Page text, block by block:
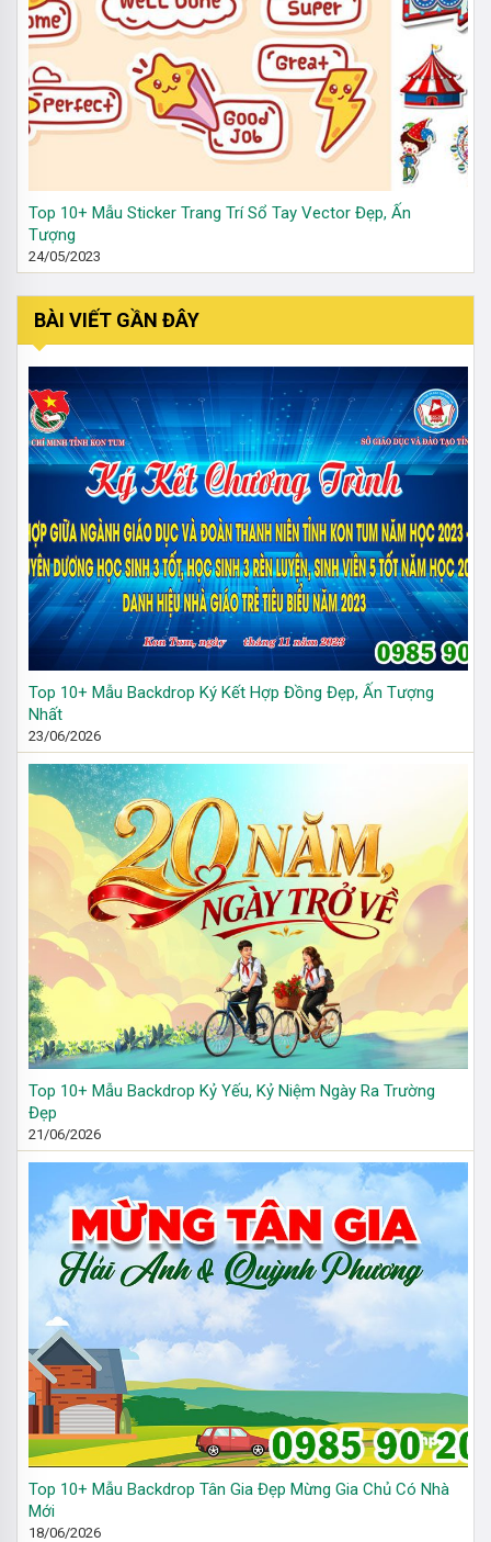
Top 10+ Mẫu Sticker Trang Trí Sổ Tay Vector Đẹp, Ấn
Tượng
24/05/2023
BÀI VIẾT GẦN ĐÂY
Top 10+ Mẫu Backdrop Ký Kết Hợp Đồng Đẹp, Ấn Tượng
Nhất
23/06/2026
Top 10+ Mẫu Backdrop Kỷ Yếu, Kỷ Niệm Ngày Ra Trường
Đẹp
21/06/2026
Top 10+ Mẫu Backdrop Tân Gia Đẹp Mừng Gia Chủ Có Nhà
Mới
18/06/2026